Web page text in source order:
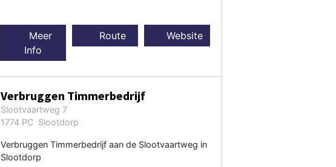
Meer
Info
Route Website
Verbruggen Timmerbedrijf
Slootvaartweg 7
1774 PC Slootdorp
Verbruggen Timmerbedrijf aan de Slootvaartweg in
Slootdorp